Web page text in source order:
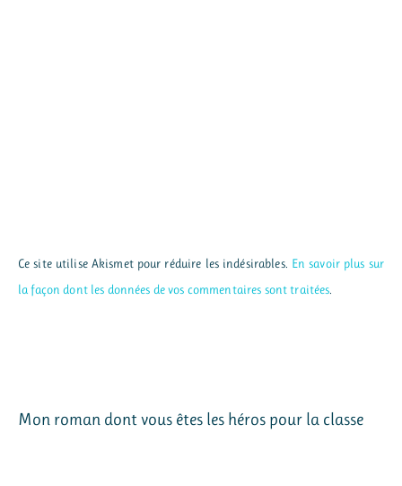
Ce site utilise Akismet pour réduire les indésirables. En savoir plus sur
la façon dont les données de vos commentaires sont traitées.
Mon roman dont vous êtes les héros pour la classe